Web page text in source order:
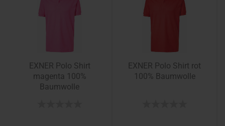
EXNER Polo Shirt
magenta 100%
Baumwolle
EXNER Polo Shirt rot
100% Baumwolle